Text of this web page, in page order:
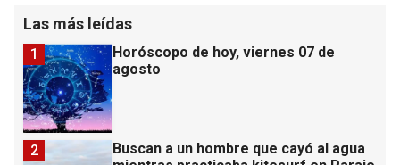
Las más leídas
Horóscopo de hoy, viernes 07 de
agosto
1
Buscan a un hombre que cayó al agua
2